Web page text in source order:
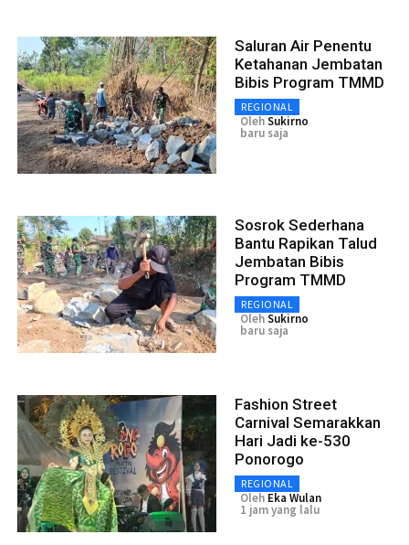
Saluran Air Penentu
Ketahanan Jembatan
Bibis Program TMMD
REGIONAL
OlehSukirno
baru saja
Sosrok Sederhana
Bantu Rapikan Talud
Jembatan Bibis
Program TMMD
REGIONAL
OlehSukirno
baru saja
Fashion Street
Carnival Semarakkan
Hari Jadi ke-530
Ponorogo
REGIONAL
Oleh Eka Wulan
1 jam yang lalu